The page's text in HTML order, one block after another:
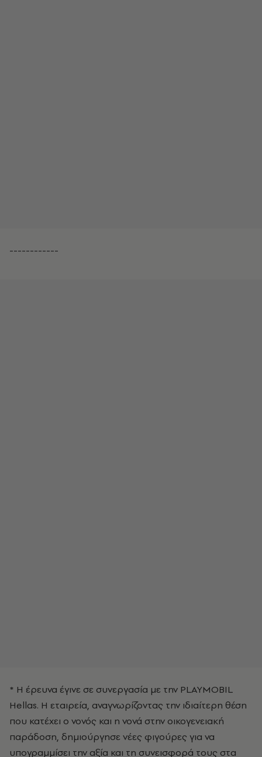
------------
* Η έρευνα έγινε σε συνεργασία με την PLAYMOBIL
Hellas. Η εταιρεία, αναγνωρίζοντας την ιδιαίτερη θέση
που κατέχει ο νονός και η νονά στην οικογενειακή
παράδοση, δημιούργησε νέες φιγούρες για να
υπογραμμίσει την αξία και τη συνεισφορά τους στα